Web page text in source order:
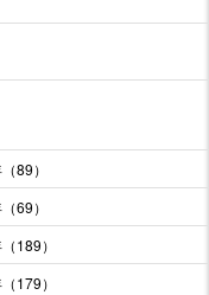
89）
69）
189）
179）